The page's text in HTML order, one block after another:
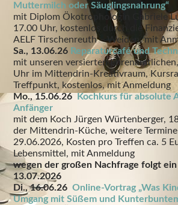
Muttermilch oder Säuglingsnahrung“
mit Diplom Ökotrophologin Gabriele
17.00 Uhr, kostenlos durch die
AELF Tirschenreuth – Weiden, mit
Sa., 13.06.26 Reparaturcafé und
mit unseren versierten
Uhr im Mittendrin-Kreativraum,
Treffpunkt, kostenlos, mit Anmeldung
Mo., 15.06.26
Kochkurs für absolute
Anfänger
mit dem Koch Jürgen Würtenberger,
der Mittendrin-Küche, weitere Termine
29.06.2026, Kosten pro Treffen ca. 5
Lebensmittel, mit Anmeldung
wegen der großen Nachfrage folgt
13.07.2026
Di., 16.06.26Online-Vortrag „Was
Umgang mit Süßem und